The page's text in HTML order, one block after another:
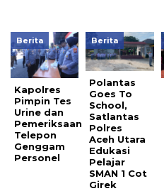
Berita
Kapolres
Pimpin Tes
Urine dan
Pemeriksaan
Telepon
Genggam
Personel
Berita
Polantas
Goes To
School,
Satlantas
Polres
Aceh Utara
Edukasi
Pelajar
SMAN 1 Cot
Girek